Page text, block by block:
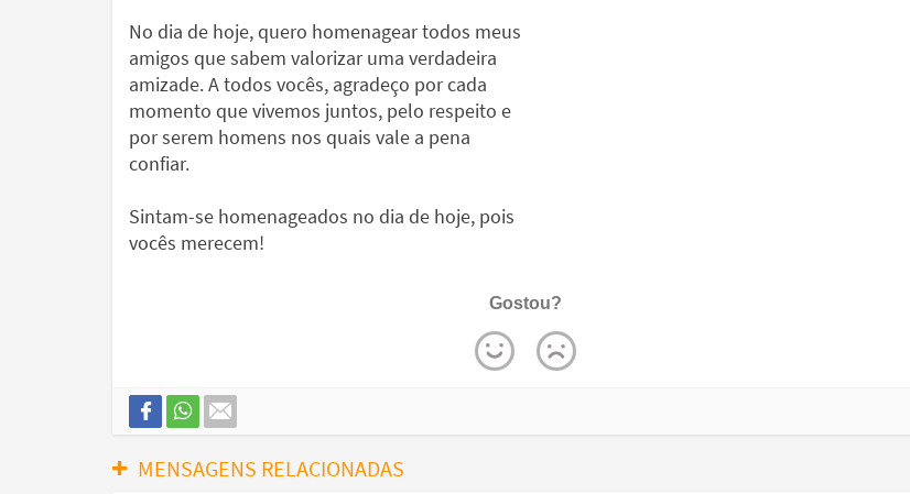
No dia de hoje, quero homenagear todos meus
amigos que sabem valorizar uma verdadeira
amizade. A todos vocês, agradeço por cada
momento que vivemos juntos, pelo respeito e
por serem homens nos quais vale a pena
confiar.
Sintam-se homenageados no dia de hoje, pois
vocês merecem!
Gostou?
MENSAGENS RELACIONADAS